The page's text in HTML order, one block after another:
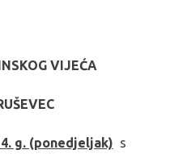
VIJEĆA
g. (ponedjeljak) s